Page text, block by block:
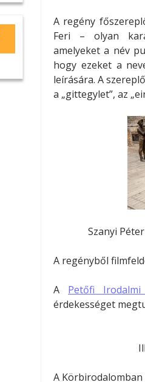
A regény
Feri – olyan
amelyeket a név
hogy ezeket a
leírására. A
a „gittegylet”, az
Szanyi
A regényből
A Petőfi
érdekességet
A